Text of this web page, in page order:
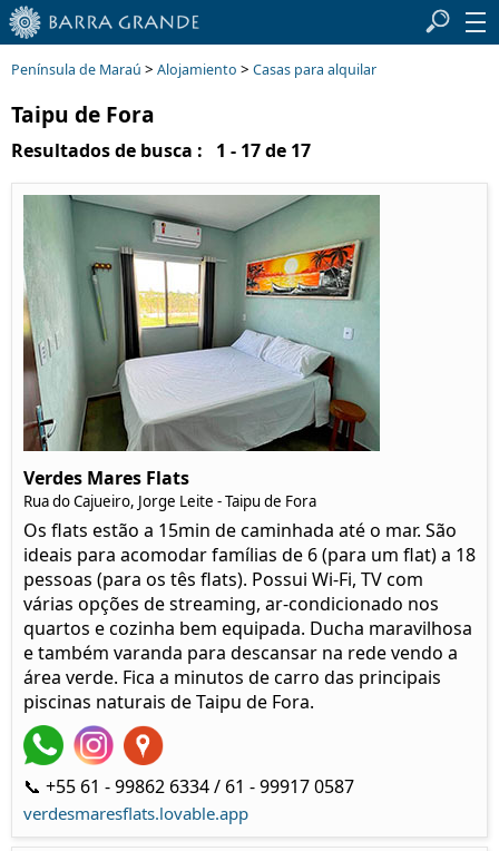
Península de Maraú > Alojamiento > Casas para alquilar
Taipu de Fora
Resultados de busca : 1 - 17 de 17
Verdes Mares Flats
Rua do Cajueiro, Jorge Leite - Taipu de Fora
Os flats estão a 15min de caminhada até o mar. São
ideais para acomodar famílias de 6 (para um flat) a 18
pessoas (para os tês flats). Possui Wi-Fi, TV com
várias opções de streaming, ar-condicionado nos
quartos e cozinha bem equipada. Ducha maravilhosa
e também varanda para descansar na rede vendo a
área verde. Fica a minutos de carro das principais
piscinas naturais de Taipu de Fora.
📞 +55 61 - 99862 6334 / 61 - 99917 0587
verdesmaresflats.lovable.app